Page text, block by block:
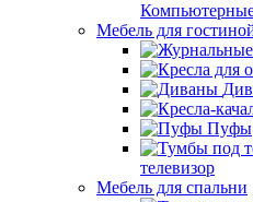
Мебель для
Пуфы
телевизор
Мебель для спальни